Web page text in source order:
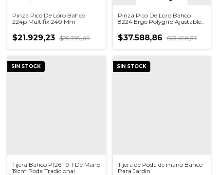
Pinza Pico De Loro Bahco
224p Multifix 240 Mm
$21.929,23 $25.799,09
Pinza Pico De Loro Bahco
8224 Ergo Polygrip Ajustable
$37.588,86 $53.698,37
SIN STOCK
Tijera Bahco P126-19-f De Mano
19cm Poda Tradicional
SIN STOCK
Tijera de Poda de mano Bahco
Para Jardin